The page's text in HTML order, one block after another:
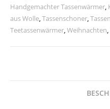
Handgemachter Tassenwärmer,
aus Wolle,Tassenschoner,
Teetassenwärmer,Weihnachten,